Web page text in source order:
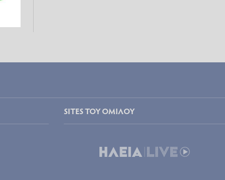
SITES ΤΟΥ ΟΜΙΛΟΥ